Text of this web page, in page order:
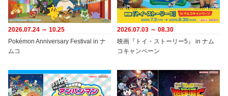
2026.07.24 ～ 10.25
Pokémon Anniversary Festival in ナ
ムコ
2026.07.03 ～ 08.30
映画『トイ・ストーリー5』 in ナム
コキャンペーン